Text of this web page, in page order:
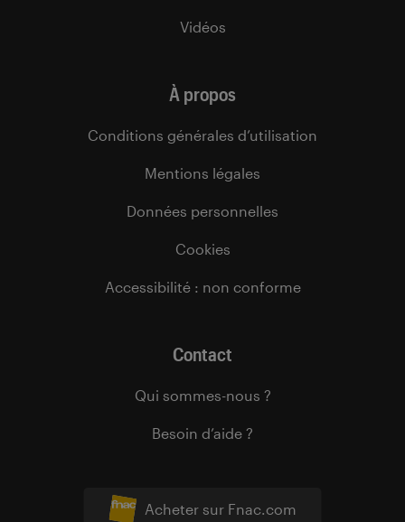
Acheter sur Fnac.com
Vidéos
À propos
Conditions générales d’utilisation
Mentions légales
Données personnelles
Cookies
Accessibilité : non conforme
Contact
Qui sommes-nous ?
Besoin d’aide ?